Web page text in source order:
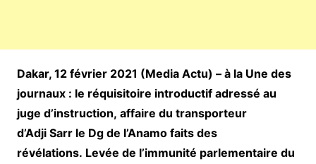
Dakar, 12 février 2021 (Media Actu) – à la Une des
journaux : le réquisitoire introductif adressé au
juge d’instruction, affaire du transporteur
d’Adji Sarr le Dg de l’Anamo faits des
révélations. Levée de l’immunité parlementaire du